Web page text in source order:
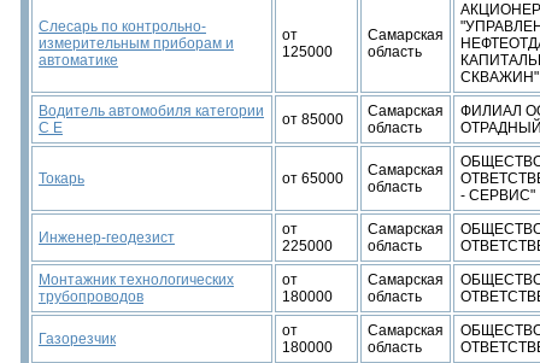
Слесарь по контрольно-
измерительным приборам и
автоматике
от
125000
Самарская
область
СКВАЖИН"
Водитель автомобиля категории
С Е
от 85000
Самарская
область
ФИЛИАЛ
Токарь от 65000
Самарская
область
- СЕРВИС"
Инженер-геодезист
от
225000
Самарская
область
Монтажник технологических
трубопроводов
от
180000
Самарская
область
Газорезчик
от
180000
Самарская
область